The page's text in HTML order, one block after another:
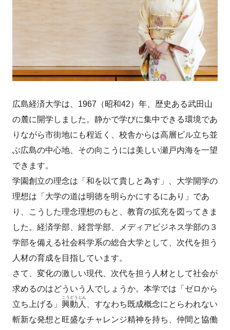
広島経済大学は、1967（昭和42）年、歴史ある武田山
の麓に開学しました。静かで学びに集中できる環境であ
りながら市街地にも程近く、校舎からは高層ビル立ち並
ぶ広島の中心地、その向こうには美しい瀬戸内海を一望
できます。
学園創立の理念は「和を以て貴しと為す」、大学開学の
理想は「大学の道は明徳を明らかにするにあり」であ
り、こうした理念理想のもと、教育の拡充を図ってきま
した。経済学部、経営学部、メディアビジネス学部の３
学部を備える社会科学系の総合大学として、次代を担う
人材の育成を目指しています。
さて、変化の激しい現代、次代を担う人材として社会が
求めるのはどういう人でしょうか。本学では「ゼロから
立ち上げる」 興動人
こうどうじん
、すなわち既成概念にとらわれない
斬新な発想と旺盛なチャレンジ精神を持ち、仲間と協働